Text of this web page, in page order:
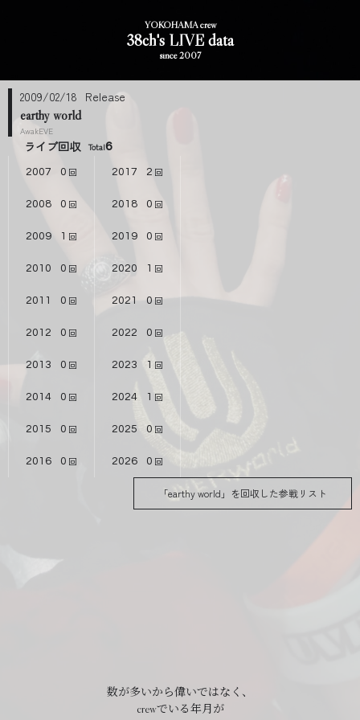
YOKOHAMA crew
38ch's LIVE data
since 2007
2009/02/18
earthy world
AwakEVE
ライブ回収 6
2007 0
2008 0
2009 1
2010 0
2011 0
2012 0
2013 0
2014 0
2015 0
2016 0
2017 2
2018 0
2019 0
2020 1
2021 0
2022 0
2023 1
2024 1
2025 0
2026 0
「earthy world」を回収した参戦リスト
数が多いから偉いではなく、
crewでいる年月が